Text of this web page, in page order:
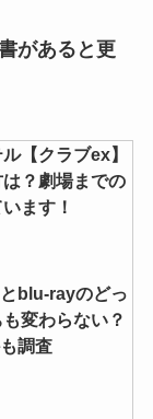
紹介！年齢非
？デビュー日
があると更
【クラブex】
？劇場までの
ます！
blu-rayのどっ
変わらない？
調査